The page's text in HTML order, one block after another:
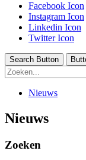
Facebook Icon
Instagram Icon
Linkedin Icon
Twitter Icon
Search Button
Nieuws
Nieuws
Zoeken